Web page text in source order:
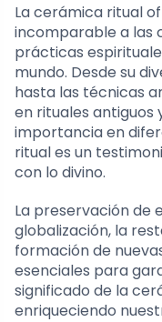
La cerámica ritual
incomparable a las
prácticas
mundo. Desde su
hasta las técnicas
en rituales antiguos
importancia en
ritual es un
con lo divino.
La preservación de
globalización, la
formación de
esenciales para
significado de la
enriqueciendo